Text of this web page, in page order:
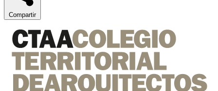
Compartir